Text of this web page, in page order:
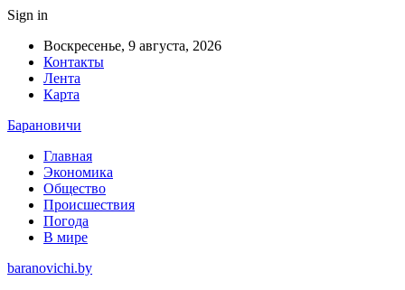
Sign in
Воскресенье, 9 августа, 2026
Контакты
Лента
Карта
Барановичи
Главная
Экономика
Общество
Происшествия
Погода
В мире
baranovichi.by